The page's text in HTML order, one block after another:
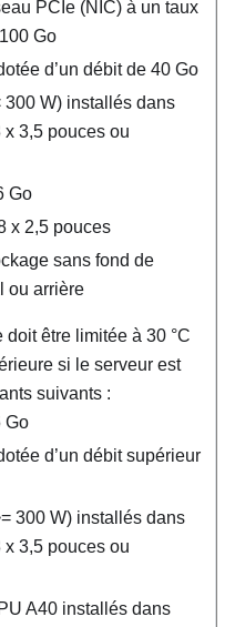
PCIe (NIC) à un taux
Go
d’un débit de 40 Go
W) installés dans
3,5 pouces ou
Go
x 2,5 pouces
sans fond de
ou arrière
doit être limitée à 30 °C
si le serveur est
suivants :
Go
d’un débit supérieur
300 W) installés dans
3,5 pouces ou
A40 installés dans